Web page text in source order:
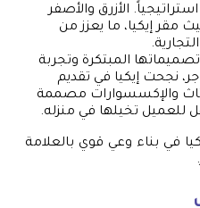
استراتيجياً. الأزرق والأصفر
مقر إيكيا، ما يعزز من
المبتكرة وتجربة
نجحت إيكيا في تقديم
والإكسسوارات مصممة
تخيلها في منزله.
في بناء وعي قوي بالعلامة